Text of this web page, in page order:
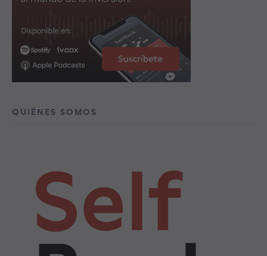
QUIÉNES SOMOS